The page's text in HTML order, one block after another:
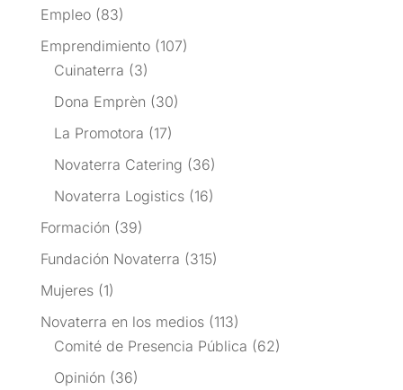
Empleo(83)
Emprendimiento(107)
Cuinaterra (3)
Dona Emprèn (30)
La Promotora (17)
Novaterra Catering (36)
Novaterra Logistics(16)
Formación (39)
Fundación Novaterra (315)
Mujeres(1)
Novaterra en los medios(113)
Comité de Presencia Pública (62)
Opinión (36)